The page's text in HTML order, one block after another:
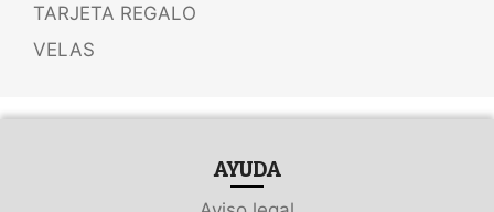
TARJETA REGALO
VELAS
AYUDA